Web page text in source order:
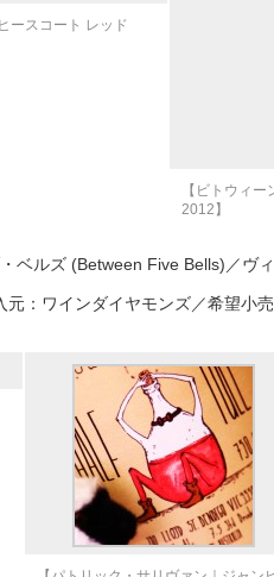
ースコート レッド
【ビトウィ
2012】
ベルズ (Between Five Bells)／ヴ
元：ワインダイヤモンズ／希望小